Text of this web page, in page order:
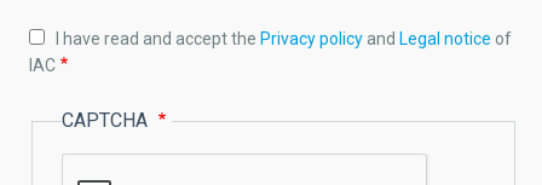
I have read and accept the Privacy policy and Legal notice of
IAC
CAPTCHA